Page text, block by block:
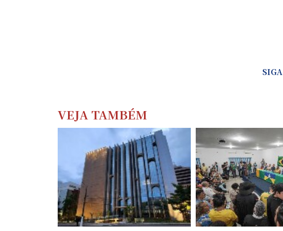
VEJA TAMBÉM